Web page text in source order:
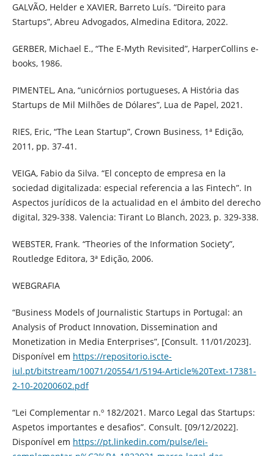
GALVÃO, Helder e XAVIER, Barreto Luís. “Direito para
Startups”, Abreu Advogados, Almedina Editora, 2022.
GERBER, Michael E., “The E-Myth Revisited”, HarperCollins e-
books, 1986.
PIMENTEL, Ana, “unicórnios portugueses, A História das
Startups de Mil Milhões de Dólares”, Lua de Papel, 2021.
RIES, Eric, “The Lean Startup”, Crown Business, 1ª Edição,
2011, pp. 37-41.
VEIGA, Fabio da Silva. “El concepto de empresa en la
sociedad digitalizada: especial referencia a las Fintech”. In
Aspectos jurídicos de la actualidad en el ámbito del derecho
digital, 329-338. Valencia: Tirant Lo Blanch, 2023, p. 329-338.
WEBSTER, Frank. “Theories of the Information Society”,
Routledge Editora, 3ª Edição, 2006.
WEBGRAFIA
“Business Models of Journalistic Startups in Portugal: an
Analysis of Product Innovation, Dissemination and
Monetization in Media Enterprises”, [Consult. 11/01/2023].
Disponível em https://repositorio.iscte-
iul.pt/bitstream/10071/20554/1/5194-Article%20Text-17381-
2-10-20200602.pdf
“Lei Complementar n.º 182/2021. Marco Legal das Startups:
Aspetos importantes e desafios”. Consult. [09/12/2022].
Disponível em https://pt.linkedin.com/pulse/lei-